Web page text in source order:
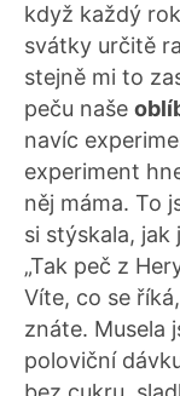
když každý
svátky určitě
stejně mi to
peču naše
navíc
experiment
něj máma. To
si stýskala, jak
„Tak peč z
Víte, co se
znáte. Musela
poloviční